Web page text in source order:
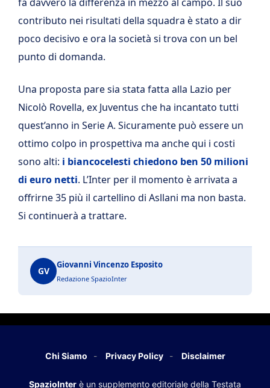
contributo nei risultati della squadra è stato a dir
poco decisivo e ora la società si trova con un bel
punto di domanda.
Una proposta pare sia stata fatta alla Lazio per
Nicolò Rovella, ex Juventus che ha incantato tutti
quest’anno in Serie A. Sicuramente può essere un
ottimo colpo in prospettiva ma anche qui i costi
sono alti: i biancocelesti chiedono ben 50 milioni
di euro netti. L’Inter per il momento è arrivata a
offrirne 35 più il cartellino di Asllani ma non basta.
Si continuerà a trattare.
GV
Giovanni Vincenzo Esposito
Redazione SpazioInter
Chi Siamo Privacy Policy Disclaimer
SpazioInter è un supplemento editoriale della Testata